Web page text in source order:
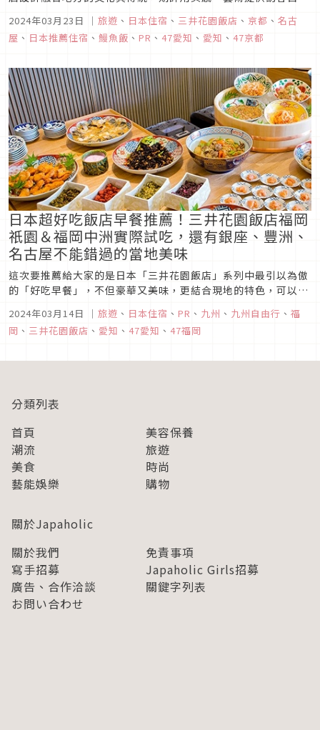
然、美味又感動不斷的特殊時光。這次要為各位介紹實際住宿京
都、名古屋的三井花園飯店，享受美味早餐及行李服務的實際經
驗。
2024年03月23日 ｜ 旅遊 、 日本住宿 、 三井花園飯店 、 京都 、 名古
屋 、 日本推薦住宿 、 鰻魚飯 、 PR 、 47愛知 、 愛知 、 47京都
日本超好吃飯店早餐推薦！三井花園飯店福岡
祇園＆福岡中洲實際試吃，還有銀座、豐洲、
名古屋不能錯過的當地美味
這次要推薦給大家的是日本「三井花園飯店」系列中最引以為傲
的「好吃早餐」，不但豪華又美味，更結合現地的特色，可以說
抵達的福岡，是赴日旅遊的熱門選項。這次 Japaholic 實際前
往「三井花園飯店福岡祇園」與「三井花園飯店福岡中洲」，親
2024年03月14日 ｜ 旅遊 、 日本住宿 、 PR 、 九州 、 九州自由行 、 福
岡 、 三井花園飯店 、 愛知 、 47愛知 、 47福岡
分類列表
首頁
美容保養
潮流
旅遊
美食
時尚
藝能娛樂
購物
關於Japaholic
關於我們
免責事項
寫手招募
Japaholic Girls招募
廣告、合作洽談
關鍵字列表
お問い合わせ